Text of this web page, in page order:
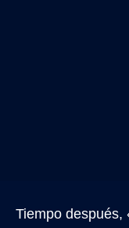
Tiempo después,